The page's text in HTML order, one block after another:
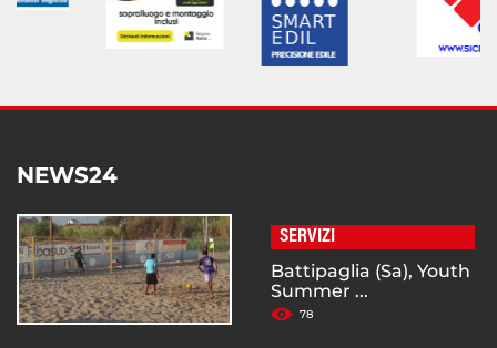
NEWS24
SERVIZI
Battipaglia (Sa), Youth
Summer ...
78